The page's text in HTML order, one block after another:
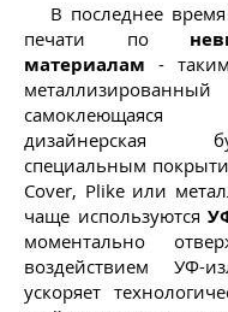
В последнее время
печати по
материалам -
дизайнерская
специальным
Cover, Plike или
чаще используются
моментально
воздействием УФ-
ускоряет